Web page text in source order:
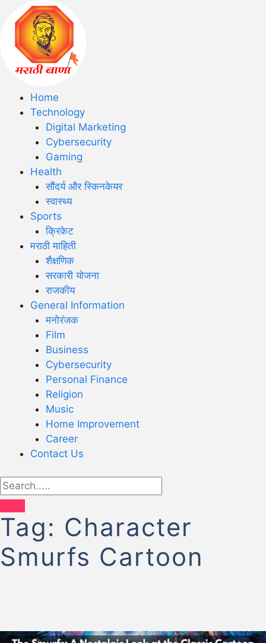
Home
Technology
Digital Marketing
Cybersecurity
Gaming
Health
सौंदर्य और स्किनकेयर
स्वास्थ्य
Sports
क्रिकेट
मराठी माहिती
शैक्षणिक
सरकारी योजना
राजकीय
General Information
मनोरंजक
Film
Business
Cybersecurity
Personal Finance
Religion
Music
Home Improvement
Career
Contact Us
Tag: Character
Smurfs Cartoon